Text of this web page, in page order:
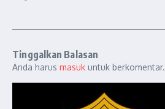
Tinggalkan Balasan
Anda harus masuk untuk berkomentar.